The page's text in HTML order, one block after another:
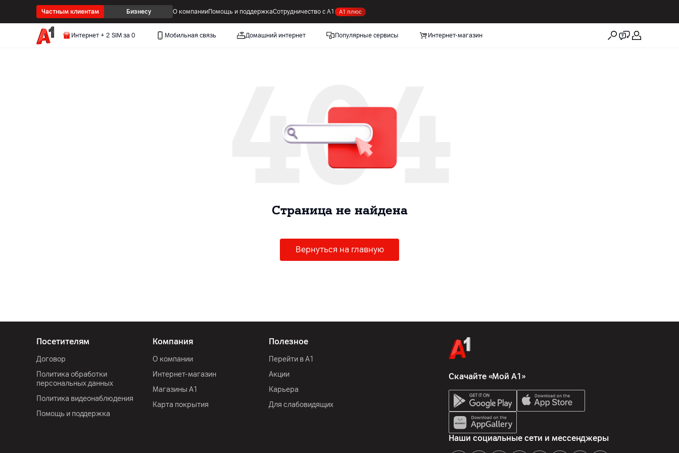
Частным клиентам Бизнесу О компанииПомощь и поддержкаСотрудничество с А1 А1 плюс
Интернет + 2 SIM за 0 Мобильная связь Домашний интернет Популярные сервисы Интернет-магазин
404
Cтраница не найдена
Вернуться на главную
Посетителям
Договор
Политика обработки
персональных данных
Политика видеонаблюдения
Помощь и поддержка
Компания
О компании
Интернет-магазин
Магазины А1
Карта покрытия
Полезное
Перейти в А1
Акции
Карьера
Для слабовидящих
Скачайте «Мой А1»
Наши социальные сети и мессенджеры